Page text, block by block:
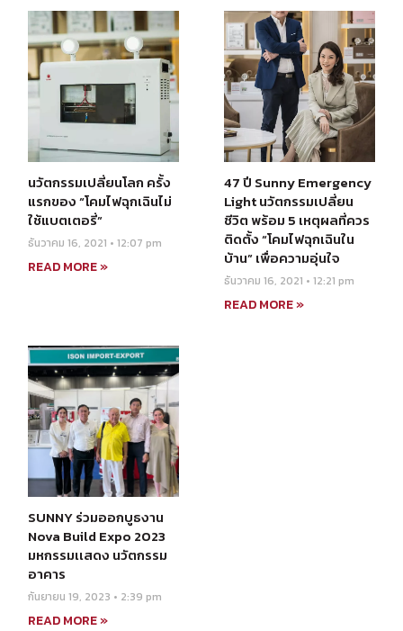
นวัตกรรมเปลี่ยนโลก ครั้ง
แรกของ “โคมไฟฉุกเฉินไม่
ใช้แบตเตอรี่”
ธันวาคม 16, 2021 12:07 pm
READ MORE »
47 ปี Sunny Emergency
Light นวัตกรรมเปลี่ยน
ชีวิต พร้อม 5 เหตุผลที่ควร
ติดตั้ง “โคมไฟฉุกเฉินใน
บ้าน” เพื่อความอุ่นใจ
ธันวาคม 16, 2021 12:21 pm
READ MORE »
SUNNY ร่วมออกบูธงาน
Nova Build Expo 2023
มหกรรมเเสดง นวัตกรรม
อาคาร
กันยายน 19, 2023 2:39 pm
READ MORE »